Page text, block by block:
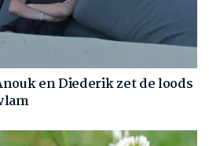
en Diederik zet de loods